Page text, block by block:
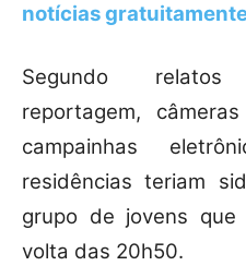
notícias
Segundo
reportagem,
campainhas
residências teriam
grupo de jovens
volta das 20h50.